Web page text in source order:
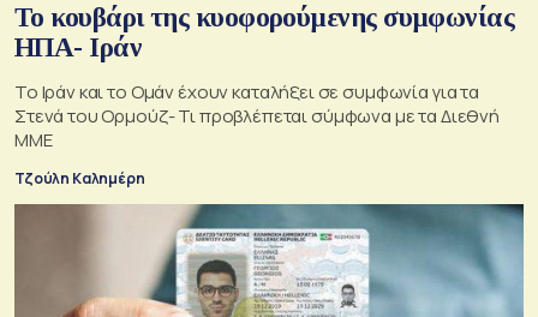
Το κουβάρι της κυοφορούμενης συμφωνίας
ΗΠΑ- Ιράν
Το Ιράν και το Ομάν έχουν καταλήξει σε συμφωνία για τα
Στενά του Ορμούζ- Τι προβλέπεται σύμφωνα με τα Διεθνή
ΜΜΕ
Τζούλη Καλημέρη